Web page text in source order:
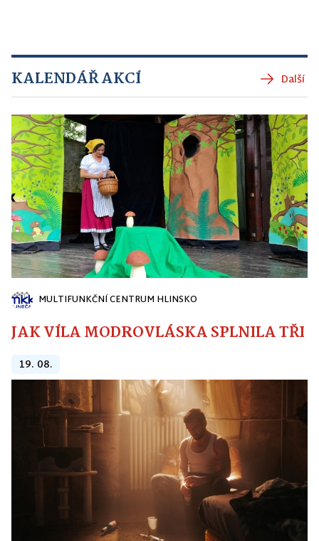
KALENDÁŘ AKCÍ Další
MULTIFUNKČNÍ CENTRUM HLINSKO
JAK VÍLA MODROVLÁSKA SPLNILA
19. 08.